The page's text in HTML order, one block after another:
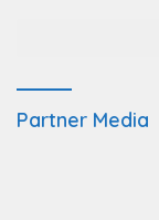
Partner Media